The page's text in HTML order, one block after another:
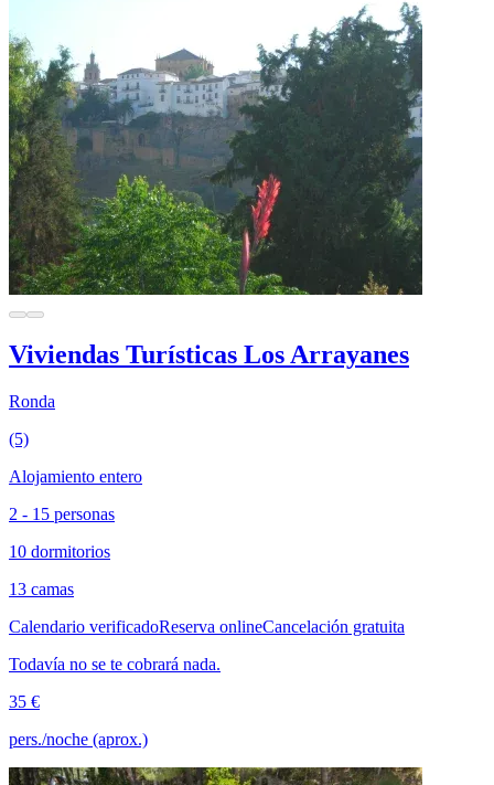
Viviendas Turísticas Los Arrayanes
Ronda
(5)
Alojamiento entero
2 - 15 personas
10 dormitorios
13 camas
Calendario verificadoReserva onlineCancelación gratuita
Todavía no se te cobrará nada.
35 €
pers./noche (aprox.)